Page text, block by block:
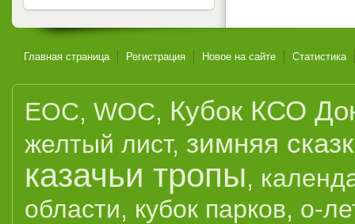
Главная страница Регистрация Новое на сайте Статистика
EOC, WOC, Кубок КСО
желтый лист, зимняя
казачьи тропы,
области, кубок парков, о-